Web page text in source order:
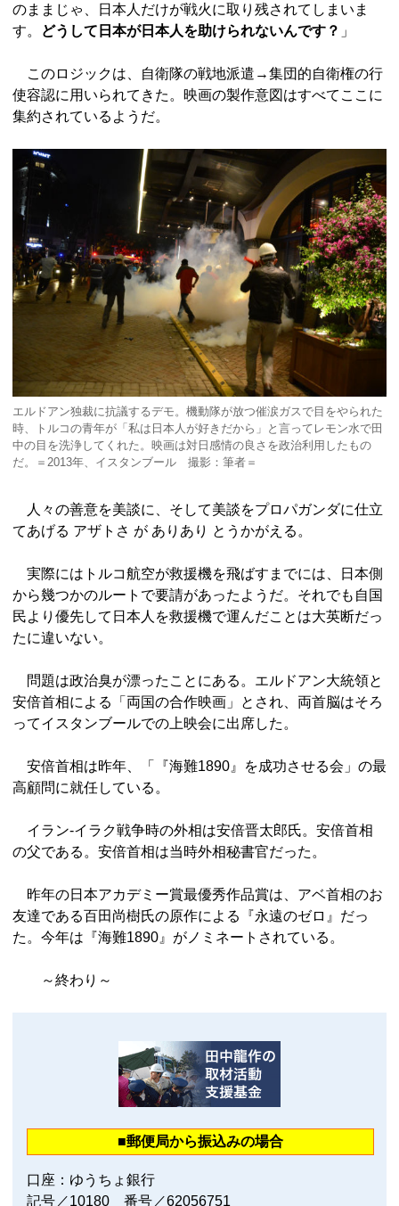
のままじゃ、日本人だけが戦火に取り残されてしまいま
す。
どうして日本が日本人を助けられないんです？ 」
このロジックは、自衛隊の戦地派遣→集団的自衛権の行
使容認に用いられてきた。映画の製作意図はすべてここに
集約されているようだ。
エルドアン独裁に抗議するデモ。機動隊が放つ催涙ガスで目をやられた
時、トルコの青年が「私は日本人が好きだから」と言ってレモン水で田
中の目を洗浄してくれた。映画は対日感情の良さを政治利用したもの
だ。＝2013年、イスタンブール 撮影：筆者＝
人々の善意を美談に、そして美談をプロパガンダに仕立
てあげる アザトさ が ありあり とうかがえる。
実際にはトルコ航空が救援機を飛ばすまでには、日本側
から幾つかのルートで要請があったようだ。それでも自国
民より優先して日本人を救援機で運んだことは大英断だっ
たに違いない。
問題は政治臭が漂ったことにある。エルドアン大統領と
安倍首相による「両国の合作映画」とされ、両首脳はそろ
ってイスタンブールでの上映会に出席した。
安倍首相は昨年、「『海難1890』を成功させる会」の最
高顧問に就任している。
イラン‐イラク戦争時の外相は安倍晋太郎氏。安倍首相
の父である。安倍首相は当時外相秘書官だった。
昨年の日本アカデミー賞最優秀作品賞は、アベ首相のお
友達である百田尚樹氏の原作による『永遠のゼロ』だっ
た。今年は『海難1890』がノミネートされている。
～終わり～
■郵便局から振込みの場合
口座：ゆうちょ銀行
記号／10180 番号／62056751